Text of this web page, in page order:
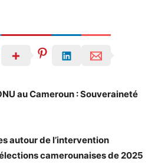
au Cameroun : Souveraineté
autour de l’intervention
camerounaises de 2025